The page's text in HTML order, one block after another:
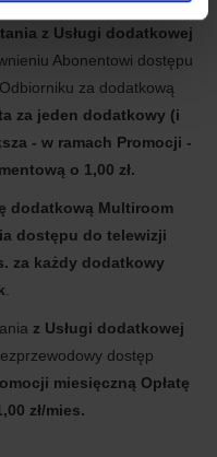
z Usługi dodatkowej
Abonentowi dostępu
za dodatkową
za jeden dodatkowy (i
- w ramach Promocji -
o 1,00 zł.
dodatkową Multiroom
dostępu do telewizji
za każdy dodatkowy
.
z Usługi dodatkowej
dostęp
miesięczną Opłatę
zł/mies.